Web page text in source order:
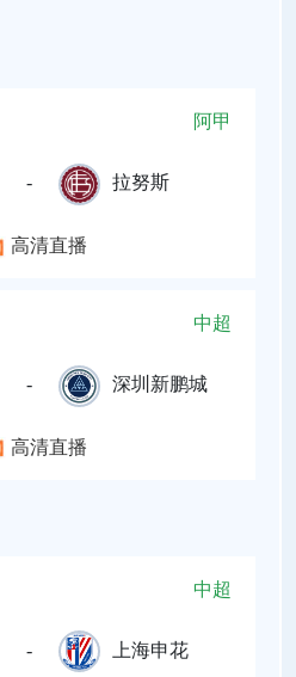
阿甲
- 拉努斯
高清直播
中超
- 深圳新鹏城
高清直播
中超
- 上海申花